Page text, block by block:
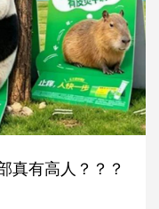
真有高人？？？